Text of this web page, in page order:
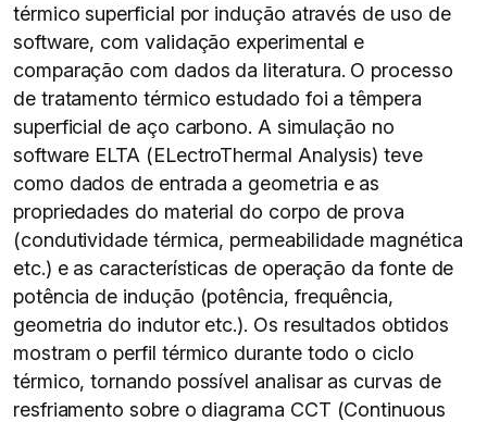
térmico superficial por indução através de uso de
software, com validação experimental e
comparação com dados da literatura. O processo
de tratamento térmico estudado foi a têmpera
superficial de aço carbono. A simulação no
software ELTA (ELectroThermal Analysis) teve
como dados de entrada a geometria e as
propriedades do material do corpo de prova
(condutividade térmica, permeabilidade magnética
etc.) e as características de operação da fonte de
potência de indução (potência, frequência,
geometria do indutor etc.). Os resultados obtidos
mostram o perfil térmico durante todo o ciclo
térmico, tornando possível analisar as curvas de
resfriamento sobre o diagrama CCT (Continuous